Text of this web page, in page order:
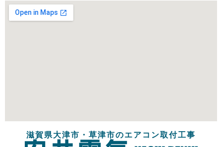
滋賀県大津市・草津市のエアコン取付工事